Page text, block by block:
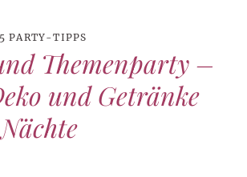
PARTY-TIPPS
Themenparty –
und Getränke